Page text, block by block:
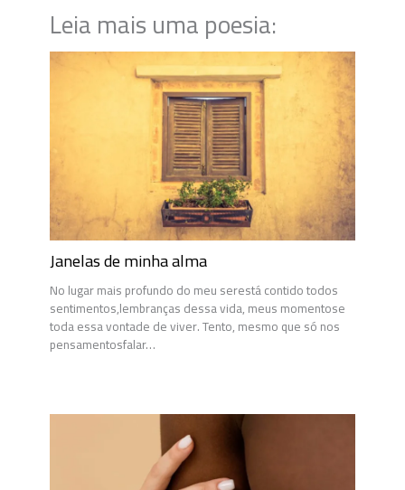
Leia mais uma poesia:
Janelas de minha alma
No lugar mais profundo do meu serestá contido todos
sentimentos,lembranças dessa vida, meus momentose
toda essa vontade de viver. Tento, mesmo que só nos
pensamentosfalar…